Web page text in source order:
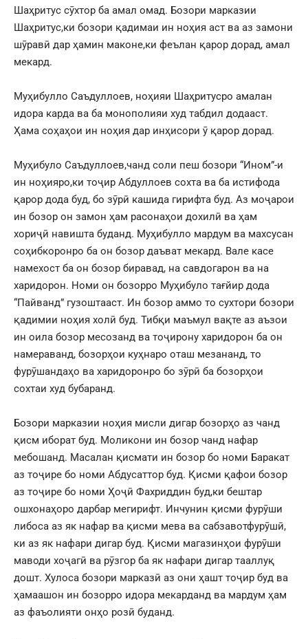
Шаҳритус сӯхтор ба амал омад. Бозори марказии
Шаҳритус,ки бозори қадимаи ин ноҳия аст ва аз замони
шӯравӣ дар ҳамин маконе,ки феълан қарор дорад, амал
мекард.
Муҳибулло Саъдуллоев, ноҳияи Шаҳритусро амалан
идора карда ва ба монополияи худ табдил додааст.
Ҳама соҳаҳои ин ноҳия дар инҳисори ӯ қарор дорад.
Муҳибуло Саъдуллоев,чанд соли пеш бозори “Ином”-и
ин ноҳияро,ки тоҷир Абдуллоев сохта ва ба истифода
қарор дода буд, бо зӯрӣ кашида гирифта буд. Аз моҷарои
ин бозор он замон ҳам расонаҳои дохилӣ ва ҳам
хориҷӣ навишта буданд. Муҳибулло мардум ва махсусан
соҳибкоронро ба он бозор даъват мекард. Вале касе
намехост ба он бозор биравад, на савдогарон ва на
харидорон. Номи он бозорро Муҳибуло тағйир дода
“Пайванд” гузоштааст. Ин бозор аммо то сухтори бозори
қадимии ноҳия холӣ буд. Тибқи маъмул вақте аз аъзои
ин оила бозор месозанд ва тоҷирону харидорон ба он
намераванд, бозорҳои куҳнаро оташ мезананд, то
фурӯшандаҳо ва харидоронро бо зӯрӣ ба бозорҳои
сохтаи худ бубаранд.
Бозори марказии ноҳия мисли дигар бозорҳо аз чанд
қисм иборат буд. Моликони ин бозор чанд нафар
мебошанд. Масалан қисмати ин бозор бо номи Баракат
аз тоҷире бо номи Абдусаттор буд. Қисми қафои бозор
аз тоҷире бо номи Ҳоҷӣ Фахриддин буд,ки бештар
ошхонаҳоро дарбар мегирифт. Инчунин қисми фурӯши
либоса аз як нафар ва қисми мева ва сабзавотфурӯшӣ,
ки аз як нафари дигар буд. Қисми магазинҳои фурӯши
маводи хоҷагӣ ва рӯзгор ба як нафари дигар тааллуқ
дошт. Хулоса бозори марказӣ аз они ҳашт тоҷир буд ва
ҳамаашон ин бозорро идора мекарданд ва мардум ҳам
аз фаъолияти онҳо розӣ буданд.